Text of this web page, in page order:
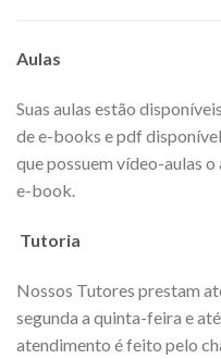
Aulas
Suas aulas estão
de e-books e pdf
que possuem vídeo-aulas
e-book.
Tutoria
Nossos Tutores prestam
segunda a quinta-feira e
atendimento é feito pelo